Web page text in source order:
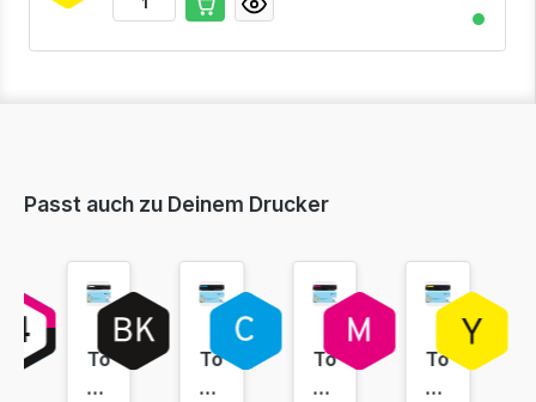
Passt auch zu Deinem Drucker
To
ne
To
ne
To
ne
To
ne